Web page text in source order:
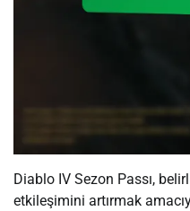
Diablo IV Sezon Passı,
etkileşimini artırmak